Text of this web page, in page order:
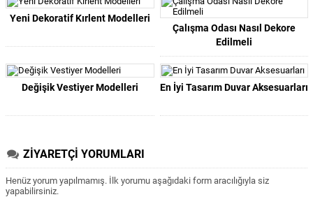
Yeni Dekoratif Kırlent Modelleri
Çalışma Odası Nasıl Dekore
Edilmeli
Değişik Vestiyer Modelleri En İyi Tasarım Duvar Aksesuarları
ZİYARETÇİ YORUMLARI
Henüz yorum yapılmamış. İlk yorumu aşağıdaki form aracılığıyla siz
yapabilirsiniz.